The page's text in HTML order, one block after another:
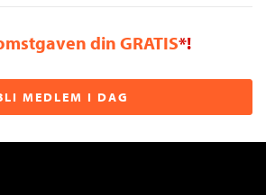
din GRATIS*!
MEDLEM I DAG